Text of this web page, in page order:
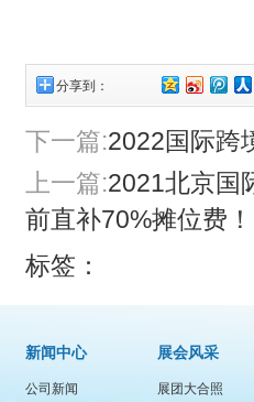
分享到：
下一篇:2022国际跨
上一篇:2021北京国
前直补70%摊位费
标签：
新闻中心
公司新闻
展会风采
展团大合照